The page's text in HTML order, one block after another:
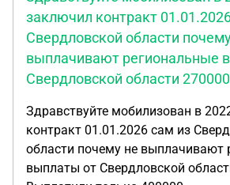
заключил контракт
Свердловской области
выплачивают региональные
Свердловской области
Здравствуйте мобилизован в
контракт 01.01.2026 сам из
области почему не выплачивают
выплаты от Свердловской